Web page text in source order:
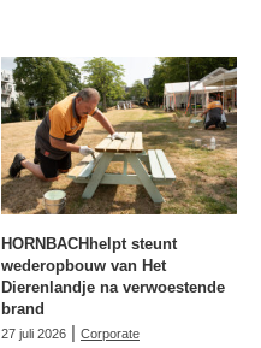
HORNBACHhelpt steunt
wederopbouw van Het
Dierenlandje na verwoestende
brand
27 juli 2026 | Corporate